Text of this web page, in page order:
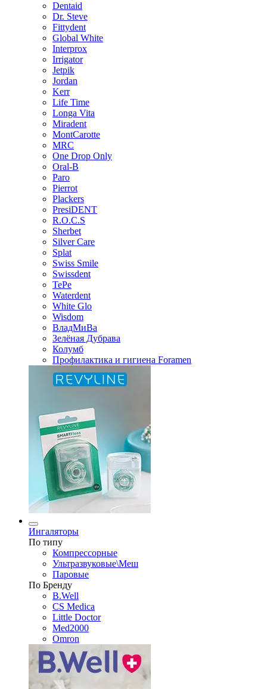
Dentaid
Dr. Steve
Fittydent
Global White
Interprox
Irrigator
Jetpik
Jordan
Kerr
Life Time
Longa Vita
Miradent
MontCarotte
MRC
One Drop Only
Oral-B
Paro
Pierrot
Plackers
PresiDENT
R.O.C.S
Sherbet
Silver Care
Splat
Swiss Smile
Swissdent
TePe
Waterdent
White Glo
Wisdom
ВладМиВа
Зелёная Дубрава
Колумб
Профилактика и гигиена Foramen
Ингаляторы
По типу
Компрессорные
Ультразвуковые\Меш
Паровые
По Бренду
B.Well
CS Medica
Little Doctor
Med2000
Omron